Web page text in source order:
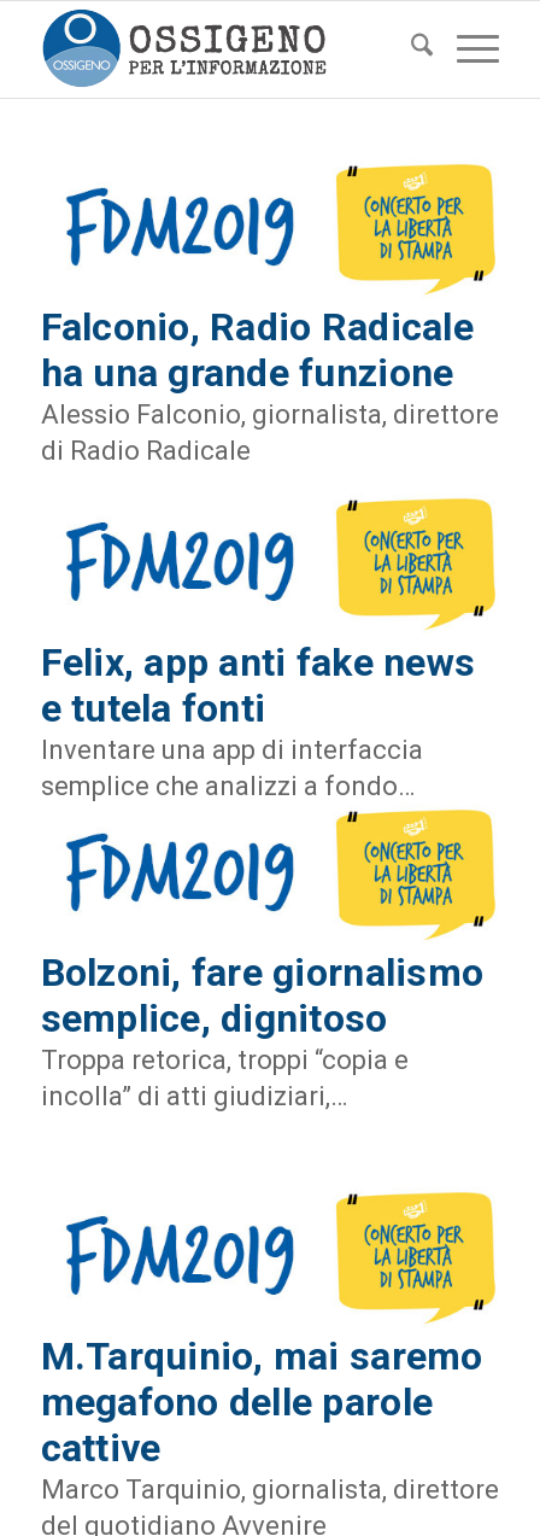
Falconio, Radio Radicale
ha una grande funzione
Alessio Falconio, giornalista, direttore
di Radio Radicale
Felix, app anti fake news
e tutela fonti
Inventare una app di interfaccia
semplice che analizzi a fondo…
Bolzoni, fare giornalismo
semplice, dignitoso
Troppa retorica, troppi “copia e
incolla” di atti giudiziari,…
M.Tarquinio, mai saremo
megafono delle parole
cattive
Marco Tarquinio, giornalista, direttore
del quotidiano Avvenire